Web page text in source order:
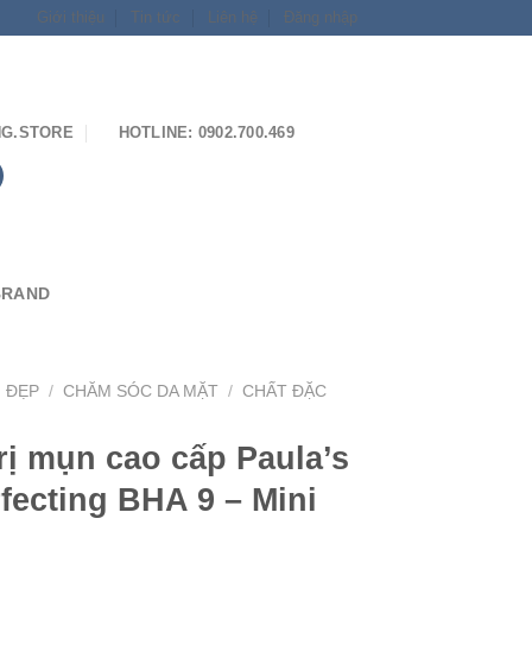
Giới thiệu Tin tức Liên hệ Đăng nhập
HOTLINE: 0902.700.469
ĐẸP / CHĂM SÓC DA MẶT / CHẤT ĐẶC
mụn cao cấp Paula’s
BHA 9 – Mini